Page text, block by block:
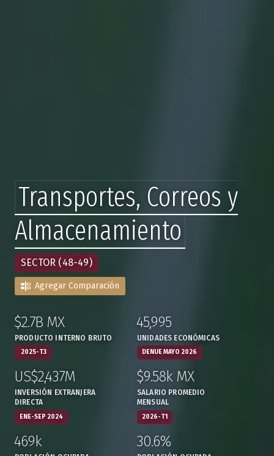
Transportes, Correos y
Almacenamiento
SECTOR (48-49)
Agregar Comparación
2025-T3
:$2.7B MX,
PRODUCTO INTERNO BRUTO
DENUE MAYO 2026
:
45,995,
UNIDADES ECONÓMICAS
ENE-SEP 2024
:US$2,437M
INVERSIÓN EXTRANJERA
DIRECTA
2026-T1
:$9.58k MX,
SALARIO PROMEDIO
MENSUAL
:469k, :30.6%